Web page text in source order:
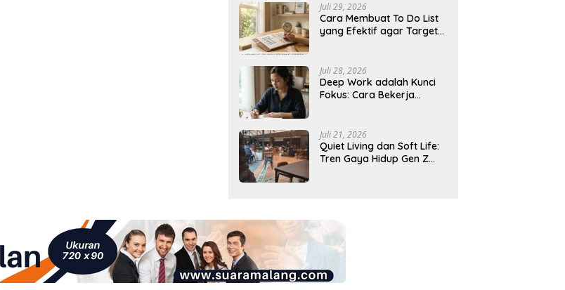
Juli 29, 2026
Cara Membuat To Do List
yang Efektif agar Target
Juli 28, 2026
Deep Work adalah Kunci
Fokus: Cara Bekerja
Juli 21, 2026
Quiet Living dan Soft Life:
Tren Gaya Hidup Gen Z